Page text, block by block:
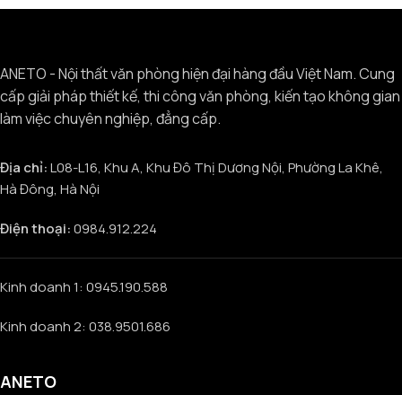
ANETO - Nội thất văn phòng hiện đại hàng đầu Việt Nam. Cung
cấp giải pháp thiết kế, thi công văn phòng, kiến tạo không gian
làm việc chuyên nghiệp, đẳng cấp.
Địa chỉ:L08-L16, Khu A, Khu Đô Thị Dương Nội, Phường La Khê,
Hà Đông, Hà Nội
Điện thoại:0984.912.224
Kinh doanh 1: 0945.190.588
Kinh doanh 2: 038.9501.686
ANETO